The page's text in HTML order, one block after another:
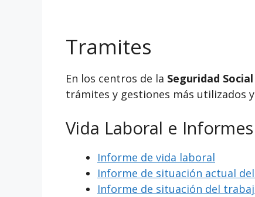
Tramites
En los centros de la Seguridad Social
trámites y gestiones más utilizados
Vida Laboral e Informes
Informe de vida laboral
Informe de situación actual
Informe de situación del